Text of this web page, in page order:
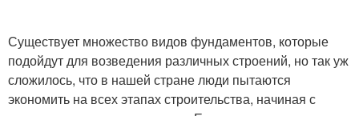
Существует множество видов фундаментов, которые
подойдут для возведения различных строений, но так уж
сложилось, что в нашей стране люди пытаются
экономить на всех этапах строительства, начиная с